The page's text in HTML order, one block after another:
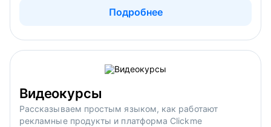
Подробнее
Видеокурсы
Рассказываем простым языком, как работают
рекламные продукты и платформа Clickme